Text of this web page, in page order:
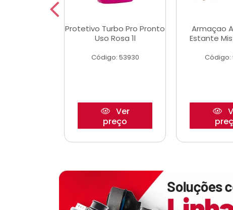
Protetivo Turbo Pro Pronto
Uso Rosa 1l
Código: 53930
Ver
preço
Armaçao
Estante
Código: